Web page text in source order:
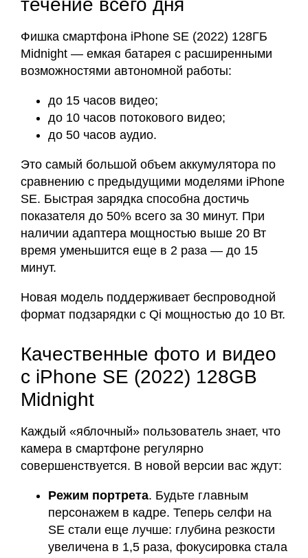
течение всего дня
Фишка смартфона iPhone SE (2022) 128ГБ
Midnight — емкая батарея с расширенными
возможностями автономной работы:
до 15 часов видео;
до 10 часов потокового видео;
до 50 часов аудио.
Это самый большой объем аккумулятора по
сравнению с предыдущими моделями iPhone
SE. Быстрая зарядка способна достичь
показателя до 50% всего за 30 минут. При
наличии адаптера мощностью выше 20 Вт
время уменьшится еще в 2 раза — до 15
минут.
Новая модель поддерживает беспроводной
формат подзарядки с Qi мощностью до 10 Вт.
Качественные фото и видео
с iPhone SE (2022) 128GB
Midnight
Каждый «яблочный» пользователь знает, что
камера в смартфоне регулярно
совершенствуется. В новой версии вас ждут:
Режим портрета. Будьте главным
персонажем в кадре. Теперь селфи на
SE стали еще лучше: глубина резкости
увеличена в 1,5 раза, фокусировка стала